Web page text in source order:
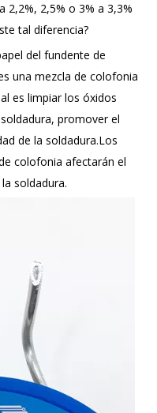
2,5% o 3% a 3,3%
tal diferencia?
del fundente de
una mezcla de colofonia
es limpiar los óxidos
promover el
de la soldadura.Los
colofonia afectarán el
soldadura.